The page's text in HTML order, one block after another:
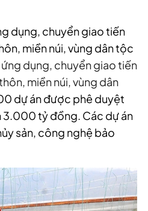
dụng, chuyển giao tiến
miền núi, vùng dân tộc
dụng, chuyển giao tiến
miền núi, vùng dân
dự án được phê duyệt
3.000 tỷ đồng. Các dự án
sản, công nghệ bảo